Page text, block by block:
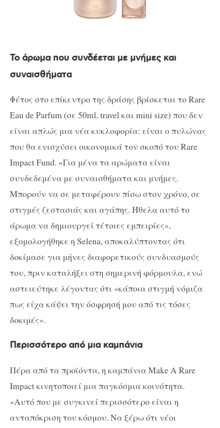
Το άρωμα που συνδέεται με μνήμες και
συναισθήματα
Φέτος στο επίκεντρο της δράσης βρίσκεται το Rare
Eau de Parfum (σε 50ml, travel και mini size) που δεν
είναι απλώς μια νέα κυκλοφορία: είναι ο πυλώνας
που θα ενισχύσει οικονομικά τον σκοπό του Rare
Impact Fund. «Για μένα τα αρώματα είναι
συνδεδεμένα με συναισθήματα και μνήμες.
Μπορούν να σε μεταφέρουν πίσω στον χρόνο, σε
στιγμές ζεστασιάς και αγάπης. Ήθελα αυτό το
άρωμα να δημιουργεί τέτοιες εμπειρίες»,
εξομολογήθηκε η Selena, αποκαλύπτοντας ότι
δοκίμασε για μήνες διαφορετικούς συνδυασμούς
του, πριν καταλήξει στη σημερινή φόρμουλα, ενώ
αστειεύτηκε λέγοντας ότι «κάποια στιγμή νόμιζα
πως είχα κάψει την όσφρησή μου από τις τόσες
δοκιμές».
Περισσότερο από μια καμπάνια
Πέρα από τα προϊόντα, η καμπάνια Make A Rare
Impact κινητοποιεί μια παγκόσμια κοινότητα.
«Αυτό που με συγκινεί περισσότερο είναι η
ανταπόκριση του κόσμου. Να ξέρω ότι νέοι